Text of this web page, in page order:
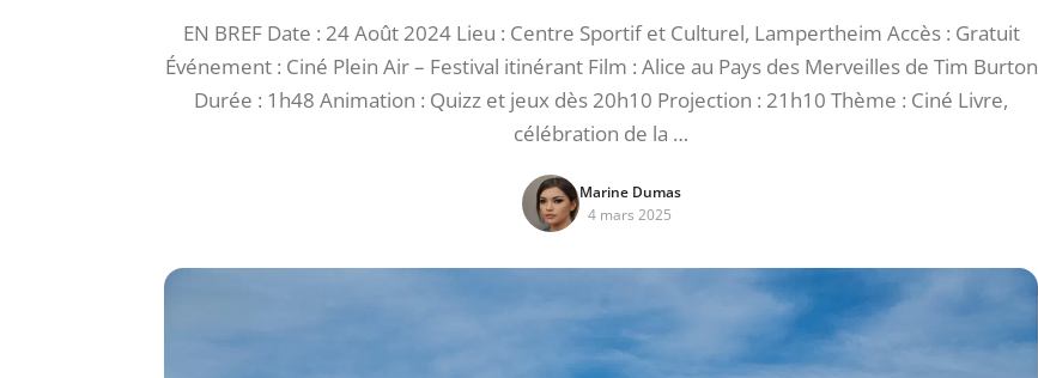
EN BREF Date : 24 Août 2024 Lieu : Centre Sportif et Culturel, Lampertheim Accès : Gratuit
Événement : Ciné Plein Air – Festival itinérant Film : Alice au Pays des Merveilles de Tim Burton
Durée : 1h48 Animation : Quizz et jeux dès 20h10 Projection : 21h10 Thème : Ciné Livre,
célébration de la …
Marine Dumas
4 mars 2025